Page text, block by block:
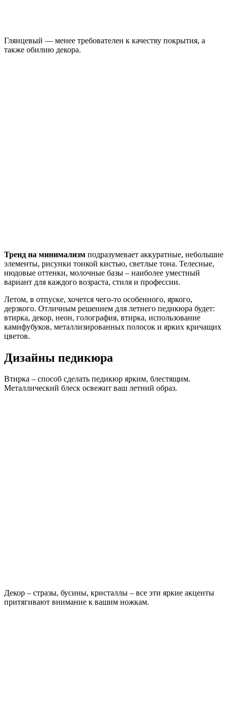
Глянцевый — менее требователен к качеству покрытия, а
также обилию декора.
Тренд на минимализм подразумевает аккуратные, небольшие
элементы, рисунки тонкой кистью, светлые тона. Телесные,
нюдовые оттенки, молочные базы – наиболее уместный
вариант для каждого возраста, стиля и профессии.
Летом, в отпуске, хочется чего-то особенного, яркого,
дерзкого. Отличным решением для летнего педикюра будет:
втирка, декор, неон, голография, втирка, использование
камифубуков, металлизированных полосок и ярких кричащих
цветов.
Дизайны педикюра
Втирка – способ сделать педикюр ярким, блестящим.
Металлический блеск освежит ваш летний образ.
Декор – стразы, бусины, кристаллы – все эти яркие акценты
притягивают внимание к вашим ножкам.